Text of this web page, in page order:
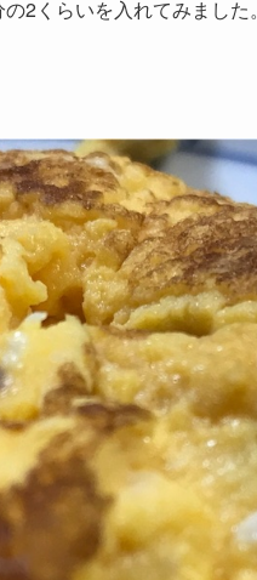
2くらいを入れてみました。